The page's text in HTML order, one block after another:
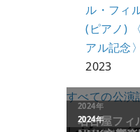
ル・フィ
(ピアノ)
アル記念〉
2023
すべての公演